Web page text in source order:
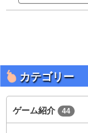
カテゴリー
ゲーム紹介 44